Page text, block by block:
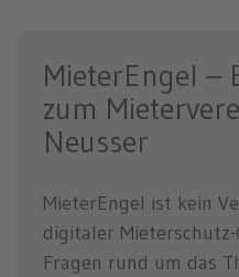
MieterEngel –
zum
Neusser
MieterEngel ist kein
digitaler
Fragen rund um das